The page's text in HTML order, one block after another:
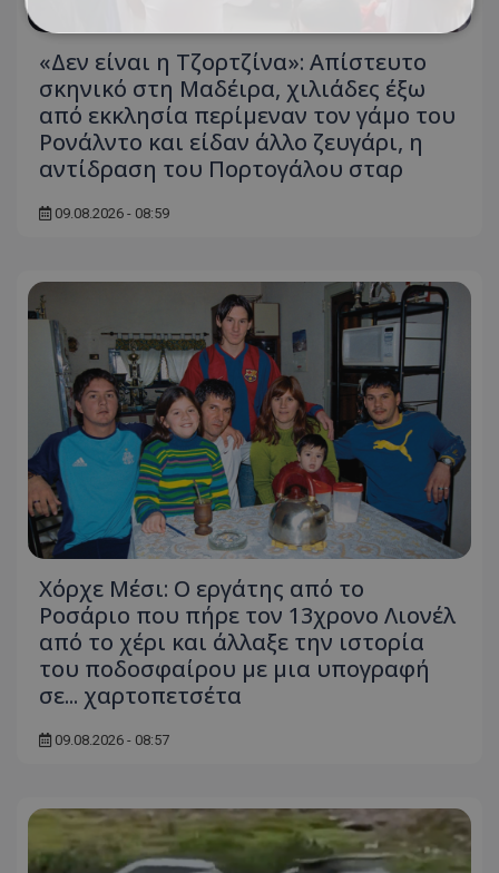
«Δεν είναι η Τζορτζίνα»: Απίστευτο
σκηνικό στη Μαδέιρα, χιλιάδες έξω
από εκκλησία περίμεναν τον γάμο του
Ρονάλντο και είδαν άλλο ζευγάρι, η
αντίδραση του Πορτογάλου σταρ
09.08.2026 - 08:59
Χόρχε Μέσι: Ο εργάτης από το
Ροσάριο που πήρε τον 13χρονο Λιονέλ
από το χέρι και άλλαξε την ιστορία
του ποδοσφαίρου με μια υπογραφή
σε... χαρτοπετσέτα
09.08.2026 - 08:57